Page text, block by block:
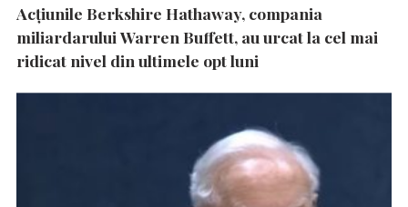
Acțiunile Berkshire Hathaway, compania
miliardarului Warren Buffett, au urcat la cel mai
ridicat nivel din ultimele opt luni